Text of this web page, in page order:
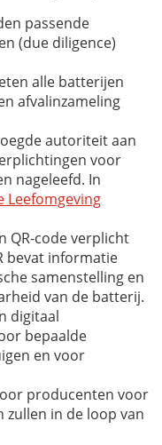
passende
(due diligence)
alle batterijen
afvalinzameling
autoriteit aan
voor
nageleefd. In
Leefomgeving
QR-code verplicht
bevat informatie
samenstelling en
van de batterij.
digitaal
bepaalde
en voor
producenten voor
in de loop van